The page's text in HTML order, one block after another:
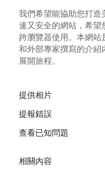
我們希望能協助您打造
速又安全的網站，希望
跨瀏覽器使用。本網站
和外部專家撰寫的介紹
展開旅程。
提供相片
提報錯誤
查看已知問題
相關內容